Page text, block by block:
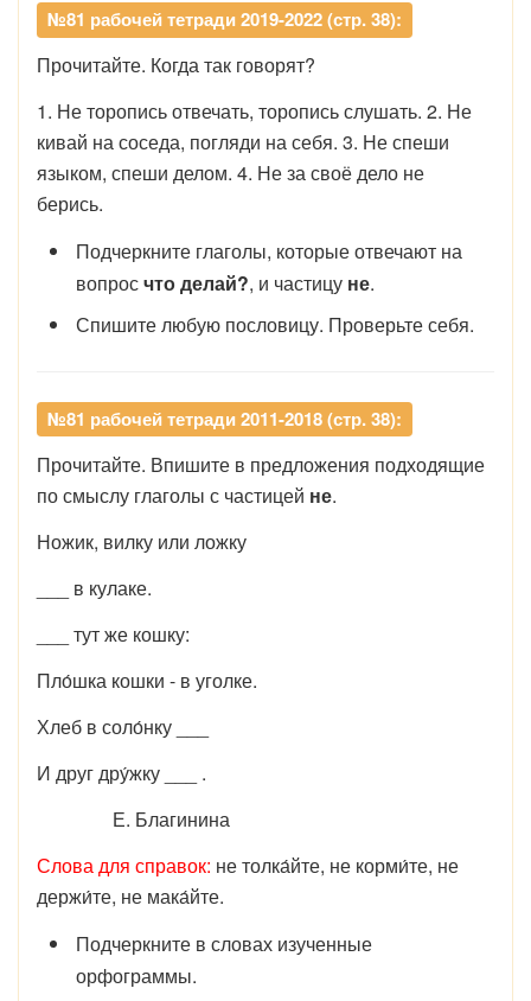
№81 рабочей тетради 2019-2022 (стр. 38):
Прочитайте. Когда так говорят?
1. Не торопись отвечать, торопись слушать. 2. Не
кивай на соседа, погляди на себя. 3. Не спеши
языком, спеши делом. 4. Не за своё дело не
берись.
Подчеркните глаголы, которые отвечают на
вопросчто делай?, и частицу не.
Спишите любую пословицу. Проверьте себя.
№81 рабочей тетради 2011-2018 (стр. 38):
Прочитайте. Впишите в предложения подходящие
по смыслу глаголы с частицей не.
Ножик, вилку или ложку
___ в кулаке.
___ тут же кошку:
Пло́шка кошки - в уголке.
Хлеб в соло́нку ___
И друг дру́жку ___ .
Е. Благинина
Слова для справок: не толка́йте, не корми́те, не
держи́те, не мака́йте.
Подчеркните в словах изученные
орфограммы.